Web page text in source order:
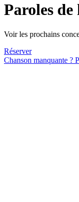
Paroles
Voir les prochains
Réserver
Chanson manquante ?